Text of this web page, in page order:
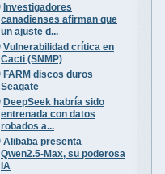
Investigadores
canadienses afirman que
un ajuste d...
Vulnerabilidad crítica en
Cacti (SNMP)
FARM discos duros
Seagate
DeepSeek habría sido
entrenada con datos
robados a...
Alibaba presenta
Qwen2.5-Max, su poderosa
IA